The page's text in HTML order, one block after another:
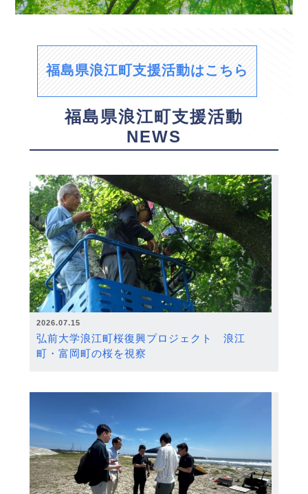
福島県浪江町支援活動はこちら
福島県浪江町支援活動
NEWS
2026.07.15
弘前大学浪江町桜復興プロジェクト 浪江
町・富岡町の桜を視察